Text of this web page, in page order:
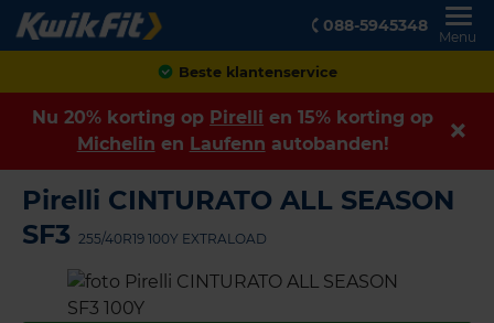
088-5945348
Menu
Achteraf betalen
Nu 20% korting op Pirelli en 15% korting op
Michelin en Laufenn autobanden!
Pirelli CINTURATO ALL SEASON
SF3 255/40R19 100Y EXTRALOAD